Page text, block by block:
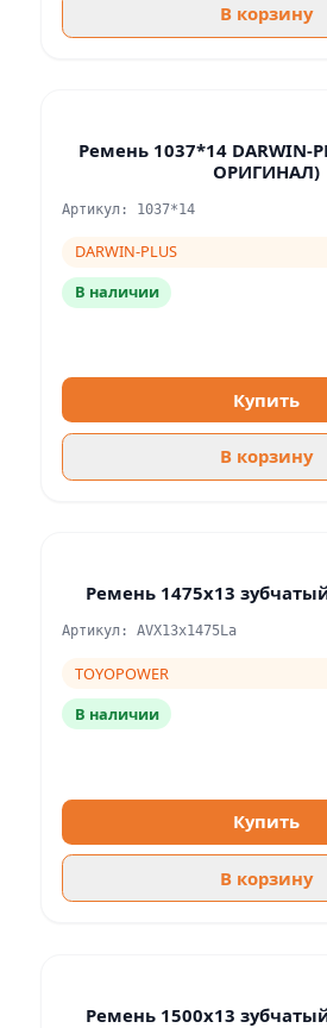
В корзину
Ремень 1037*14 DARWIN-
ОРИГИНАЛ)
Артикул: 1037*14
DARWIN-PLUS
В наличии
Купить
В корзину
Ремень 1475х13 зубчатый
Артикул: AVX13x1475La
TOYOPOWER
В наличии
Купить
В корзину
Ремень 1500х13 зубчатый